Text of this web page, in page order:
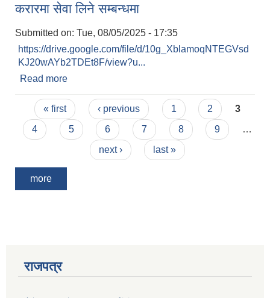
करारमा सेवा लिने सम्बन्धमा
Submitted on: Tue, 08/05/2025 - 17:35
https://drive.google.com/file/d/10g_XblamoqNTEGVsd
KJ20wAYb2TDEt8F/view?u...
Read more
Pages
« first ‹ previous 1 2
3
4
5 6 7 8 9
…
next ›
last »
more
राजपत्र